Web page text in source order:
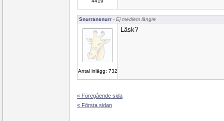
Snurransnurr - Ej medlem längre
Antal inlägg: 732
Läsk?
« Föregående sida
« Första sidan